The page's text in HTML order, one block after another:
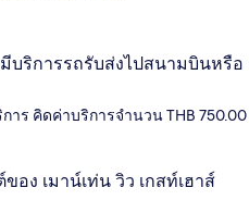
มีบริการรถรับส่งไปสนามบินหรือ
ร คิดค่าบริการจำนวน THB 750.00
อง เมาน์เท่น วิว เกสท์เฮาส์